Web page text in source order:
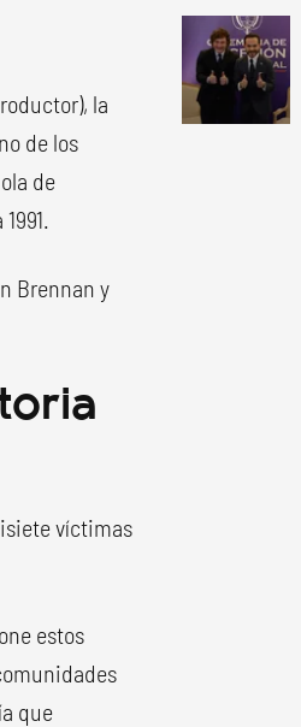
la
de los
de
Brennan y
víctimas
estos
que